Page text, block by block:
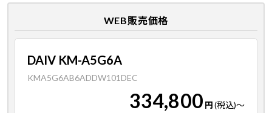
WEB販売価格
DAIV KM-A5G6A
KMA5G6AB6ADDW101DEC
334,800 円(税込)～